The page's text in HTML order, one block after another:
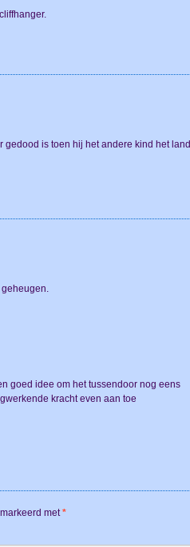
gedood is toen hij het andere kind het land
geheugen.
goed idee om het tussendoor nog eens
kracht even aan toe
met*